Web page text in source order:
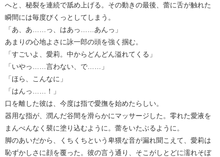
へと、秘裂を連続で舐め上げる。その動きの最後、蕾に舌が触れた
瞬間には毎度びくっとしてしまう。
「あ、あ……っ、はあっ……あんっ」
あまりの心地よさに詠一郎の頭を強く掴む。
「すごいよ、愛莉。中からどんどん溢れてくる」
「いやっ……言わない、で……」
「ほら、こんなに」
「はんっ……！」
口を離した彼は、今度は指で愛撫を始めたらしい。
器用な指が、潤んだ谷間を滑らかにマッサージした。零れた愛液を
まんべんなく襞に塗り込むように。蕾をいたぶるように。
脚のあいだから、くちくちという卑猥な音が漏れ聞こえて、愛莉は
恥ずかしさに顔を覆った。彼の言う通り、そこがしとどに濡れそぼ